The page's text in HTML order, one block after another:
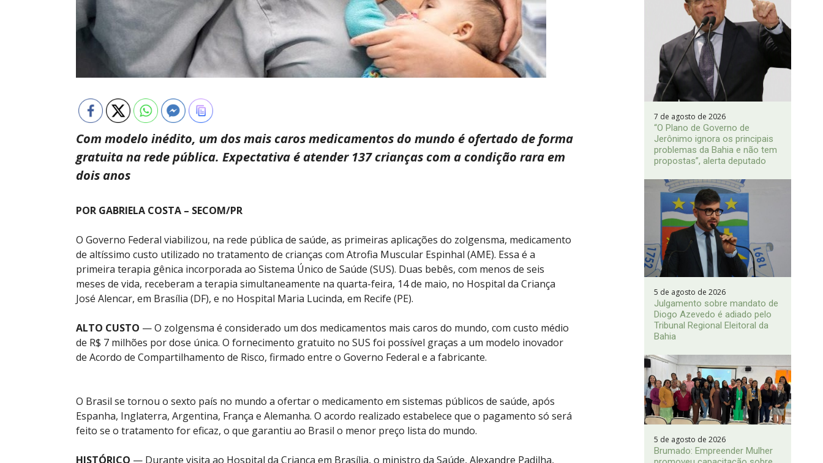
Com modelo inédito, um dos mais caros medicamentos do mundo é ofertado de forma
gratuita na rede pública. Expectativa é atender 137 crianças com a condição rara em
dois anos
POR GABRIELA COSTA – SECOM/PR
O Governo Federal viabilizou, na rede pública de saúde, as primeiras aplicações do zolgensma, medicamento
de altíssimo custo utilizado no tratamento de crianças com Atrofia Muscular Espinhal (AME). Essa é a
primeira terapia gênica incorporada ao Sistema Único de Saúde (SUS). Duas bebês, com menos de seis
meses de vida, receberam a terapia simultaneamente na quarta-feira, 14 de maio, no Hospital da Criança
José Alencar, em Brasília (DF), e no Hospital Maria Lucinda, em Recife (PE).
ALTO CUSTO — O zolgensma é considerado um dos medicamentos mais caros do mundo, com custo médio
de R$ 7 milhões por dose única. O fornecimento gratuito no SUS foi possível graças a um modelo inovador
de Acordo de Compartilhamento de Risco, firmado entre o Governo Federal e a fabricante.
O Brasil se tornou o sexto país no mundo a ofertar o medicamento em sistemas públicos de saúde, após
Espanha, Inglaterra, Argentina, França e Alemanha. O acordo realizado estabelece que o pagamento só será
feito se o tratamento for eficaz, o que garantiu ao Brasil o menor preço lista do mundo.
HISTÓRICO — Durante visita ao Hospital da Criança em Brasília, o ministro da Saúde, Alexandre Padilha,
7 de agosto de 2026
“O Plano de Governo de
Jerônimo ignora os principais
problemas da Bahia e não tem
propostas”, alerta deputado
5 de agosto de 2026
Julgamento sobre mandato de
Diogo Azevedo é adiado pelo
Tribunal Regional Eleitoral da
Bahia
5 de agosto de 2026
Brumado: Empreender Mulher